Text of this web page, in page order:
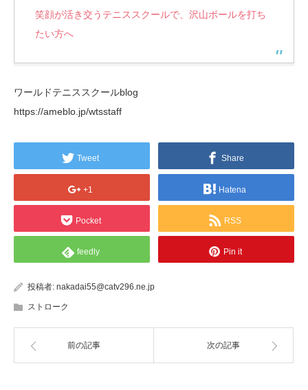
笑顔が活き交うテニススクールで、沢山ボールを打ち
たい方へ
ワールドテニススクールblog
https://ameblo.jp/wtsstaff
Tweet Share
+1 Hatena
Pocket RSS
feedly Pin it
投稿者: nakadai55@catv296.ne.jp
ストローク
前の記事 次の記事